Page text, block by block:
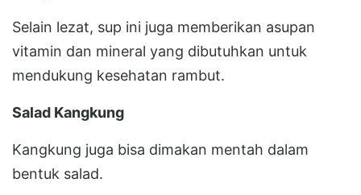
Selain lezat, sup ini juga memberikan asupan
vitamin dan mineral yang dibutuhkan untuk
mendukung kesehatan rambut.
Salad Kangkung
Kangkung juga bisa dimakan mentah dalam
bentuk salad.